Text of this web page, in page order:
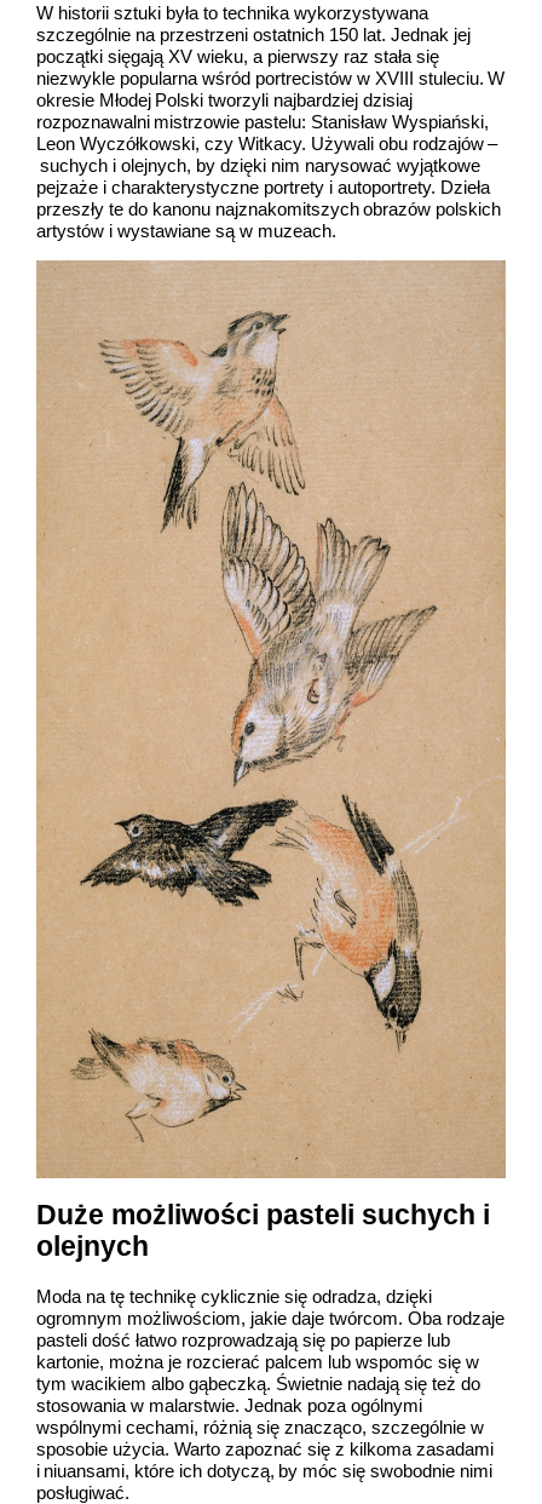
W historii sztuki była to technika wykorzystywana
szczególnie na przestrzeni ostatnich 150 lat. Jednak jej
początki sięgają XV wieku, a pierwszy raz stała się
niezwykle popularna wśród portrecistów w XVIII stuleciu. W
okresie Młodej Polski tworzyli najbardziej dzisiaj
rozpoznawalni mistrzowie pastelu: Stanisław Wyspiański,
Leon Wyczółkowski, czy Witkacy. Używali obu rodzajów –
suchych i olejnych, by dzięki nim narysować wyjątkowe
pejzaże i charakterystyczne portrety i autoportrety. Dzieła
przeszły te do kanonu najznakomitszych obrazów polskich
artystów i wystawiane są w muzeach.
Duże możliwości pasteli suchych i
olejnych
Moda na tę technikę cyklicznie się odradza, dzięki
ogromnym możliwościom, jakie daje twórcom. Oba rodzaje
pasteli dość łatwo rozprowadzają się po papierze lub
kartonie, można je rozcierać palcem lub wspomóc się w
tym wacikiem albo gąbeczką. Świetnie nadają się też do
stosowania w malarstwie. Jednak poza ogólnymi
wspólnymi cechami, różnią się znacząco, szczególnie w
sposobie użycia. Warto zapoznać się z kilkoma zasadami
i niuansami, które ich dotyczą, by móc się swobodnie nimi
posługiwać.